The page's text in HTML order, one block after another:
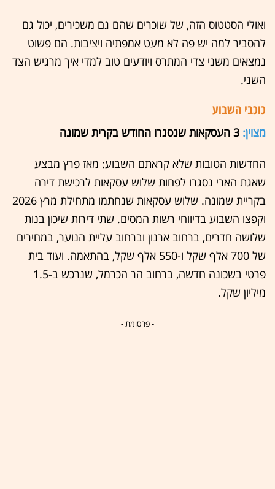
ואולי הסטטוס הזה, של שוכרים שהם גם משכירים, יכול גם
להסביר למה יש פה לא מעט אמפתיה ויציבות. הם פשוט
נמצאים משני צדי המתרס ויודעים טוב למדי איך מרגיש הצד
השני.
כוכבי השבוע
מצוין:
החדשות הטובות שלא קראתם השבוע: מאז פרץ מבצע
שאגת הארי נסגרו לפחות שלוש עסקאות לרכישת דירה
בקריית שמונה. שלוש עסקאות שנחתמו מתחילת מרץ 2026
וקפצו השבוע בדיווחי רשות המסים. שתי דירות שיכון בנות
שלושה חדרים, ברחוב ארנון וברחוב עליית הנוער, במחירים
של 700 אלף שקל ו-550 אלף שקל, בהתאמה. ועוד בית
פרטי בשכונה חדשה, ברחוב הר הכרמל, שנרכש ב-1.5
מיליון שקל.
- פרסומת -